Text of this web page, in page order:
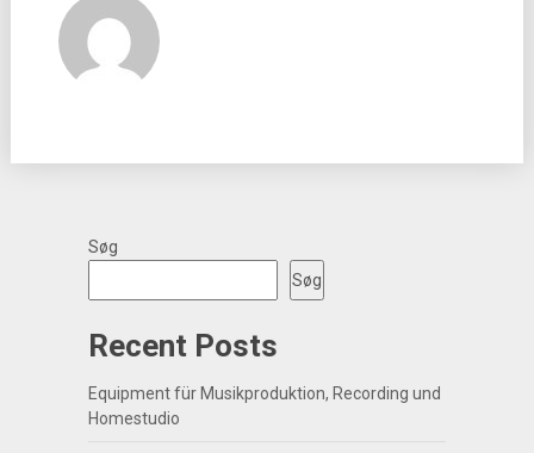
Søg
Søg
Recent Posts
Equipment für Musikproduktion, Recording und
Homestudio